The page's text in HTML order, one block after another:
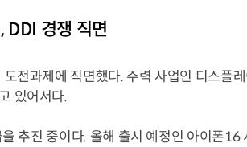
경쟁 직면
전과제에 직면했다. 주력 사업인 디스플
있어서다.
추진 중이다. 올해 출시 예정인 아이폰16